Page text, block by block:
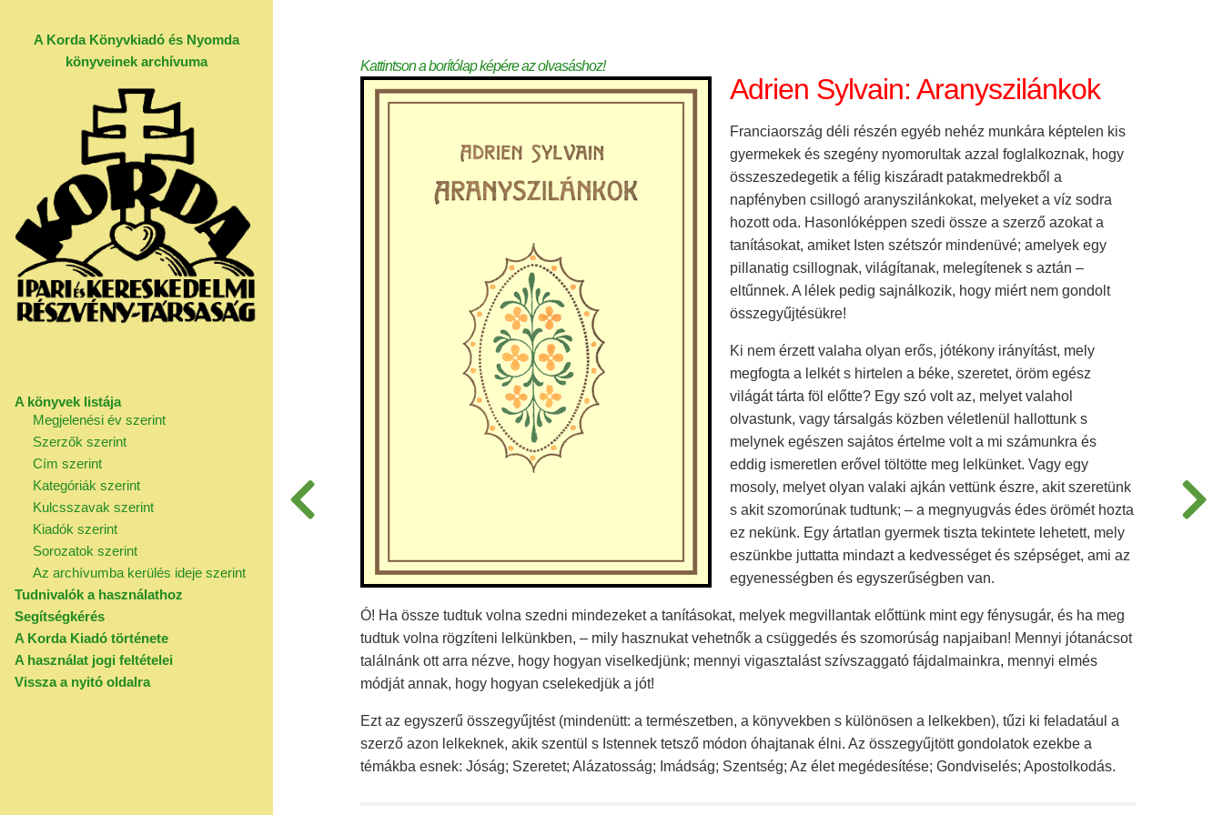
A Korda Könyvkiadó és Nyomda
könyveinek archívuma
A könyvek listája
Megjelenési év szerint
Szerzők szerint
Cím szerint
Kategóriák szerint
Kulcsszavak szerint
Kiadók szerint
Sorozatok szerint
Az archívumba kerülés ideje szerint
Tudnivalók a használathoz
Segítségkérés
A Korda Kiadó története
A használat jogi feltételei
Vissza a nyitó oldalra
Kattintson a borítólap képére az olvasáshoz!
Adrien Sylvain: Aranyszilánkok
Franciaország déli részén egyéb nehéz munkára képtelen kis
gyermekek és szegény nyomorultak azzal foglalkoznak, hogy
összeszedegetik a félig kiszáradt patakmedrekből a
napfényben csillogó aranyszilánkokat, melyeket a víz sodra
hozott oda. Hasonlóképpen szedi össze a szerző azokat a
tanításokat, amiket Isten szétszór mindenüvé; amelyek egy
pillanatig csillognak, világítanak, melegítenek s aztán –
eltűnnek. A lélek pedig sajnálkozik, hogy miért nem gondolt
összegyűjtésükre!
Ki nem érzett valaha olyan erős, jótékony irányítást, mely
megfogta a lelkét s hirtelen a béke, szeretet, öröm egész
világát tárta föl előtte? Egy szó volt az, melyet valahol
olvastunk, vagy társalgás közben véletlenül hallottunk s
melynek egészen sajátos értelme volt a mi számunkra és
eddig ismeretlen erővel töltötte meg lelkünket. Vagy egy
mosoly, melyet olyan valaki ajkán vettünk észre, akit szeretünk
s akit szomorúnak tudtunk; – a megnyugvás édes örömét hozta
ez nekünk. Egy ártatlan gyermek tiszta tekintete lehetett, mely
eszünkbe juttatta mindazt a kedvességet és szépséget, ami az
egyenességben és egyszerűségben van.
Ó! Ha össze tudtuk volna szedni mindezeket a tanításokat, melyek megvillantak előttünk mint egy fénysugár, és ha meg
tudtuk volna rögzíteni lelkünkben, – mily hasznukat vehetnők a csüggedés és szomorúság napjaiban! Mennyi jótanácsot
találnánk ott arra nézve, hogy hogyan viselkedjünk; mennyi vigasztalást szívszaggató fájdalmainkra, mennyi elmés
módját annak, hogy hogyan cselekedjük a jót!
Ezt az egyszerű összegyűjtést (mindenütt: a természetben, a könyvekben s különösen a lelkekben), tűzi ki feladatául a
szerző azon lelkeknek, akik szentül s Istennek tetsző módon óhajtanak élni. Az összegyűjtött gondolatok ezekbe a
témákba esnek: Jóság; Szeretet; Alázatosság; Imádság; Szentség; Az élet megédesítése; Gondviselés; Apostolkodás.